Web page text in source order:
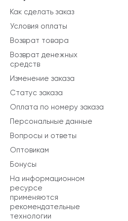
Как сделать заказ
Условия оплаты
Возврат товара
Возврат денежных
средств
Изменение заказа
Статус заказа
Оплата по номеру заказа
Персональные данные
Вопросы и ответы
Оптовикам
Бонусы
На информационном
ресурсе
применяются
рекомендательные
технологии